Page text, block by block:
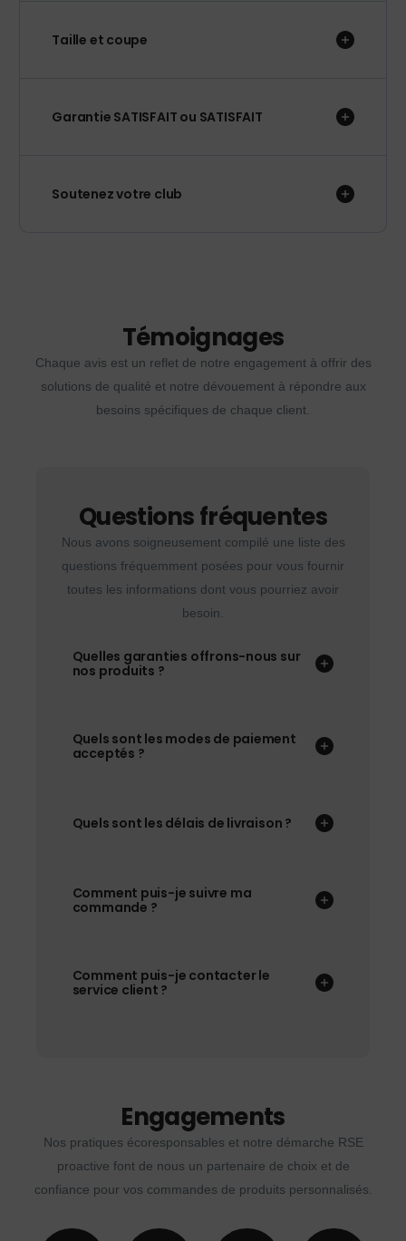
Taille et coupe
Garantie SATISFAIT ou SATISFAIT
Soutenez votre club
Témoignages
Chaque avis est un reflet de notre engagement à offrir des
solutions de qualité et notre dévouement à répondre aux
besoins spécifiques de chaque client.
Questions fréquentes
Nous avons soigneusement compilé une liste des
questions fréquemment posées pour vous fournir
toutes les informations dont vous pourriez avoir
besoin.
Quelles garanties offrons-nous sur
nos produits ?
Quels sont les modes de paiement
acceptés ?
Quels sont les délais de livraison ?
Comment puis-je suivre ma
commande ?
Comment puis-je contacter le
service client ?
Engagements
Nos pratiques écoresponsables et notre démarche RSE
proactive font de nous un partenaire de choix et de
confiance pour vos commandes de produits personnalisés.